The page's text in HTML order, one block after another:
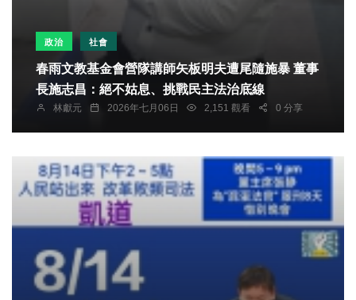
政治 社會
春雨文教基金會營隊講師矢板明夫遭尾隨施暴 董事
長施志昌：絕不姑息、挑戰民主法治底線
林獻元 2026年七月06日 2,151 觀看 0 分享